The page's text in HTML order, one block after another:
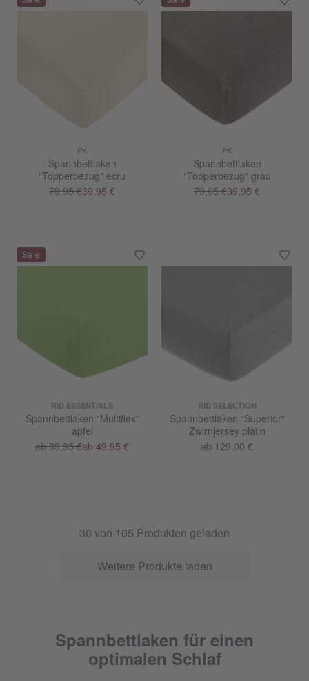
PK
Spannbettlaken
"Topperbezug" ecru
79,95 €39,95 €
PK
Spannbettlaken
"Topperbezug" grau
79,95 €39,95 €
RID ESSENTIALS
Spannbettlaken "Multiflex"
apfel
ab 99,95 €ab 49,95 €
RID SELECTION
Spannbettlaken "Superior"
Zwirnjersey platin
ab 129,00 €
30 von 105 Produkten geladen
Weitere Produkte laden
Spannbettlaken für einen
optimalen Schlaf